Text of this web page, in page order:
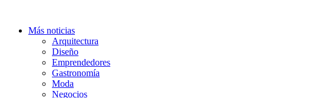
Más noticias
Arquitectura
Diseño
Emprendedores
Gastronomía
Moda
Negocios